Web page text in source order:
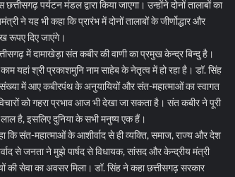
पर्यटन मंडल द्वारा किया जाएगा। उन्होंने दोनों तालाबों का
ने यह भी कहा कि प्रारंभ में दोनों तालाबों के जीर्णोद्धार और
रूपए दिए जाएंगे।
में दामाखेड़ा संत कबीर की वाणी का प्रमुख केन्द्र बिन्दु है।
श्री प्रकाशमुनि नाम साहेब के नेतृत्व में हो रहा है। डॉ. सिंह
में आए कबीरपंथ के अनुयायियों और संत-महात्माओं का स्वागत
को गहरा प्रभाव आज भी देखा जा सकता है। संत कबीर ने पूरी
है, इसलिए दुनिया के सभी मनुष्य एक हैं।
संत-महात्माओं के आशीर्वाद से ही व्यक्ति, समाज, राज्य और देश
से जनता ने मुझे पार्षद से विधायक, सांसद और केन्द्रीय मंत्री
की सेवा का अवसर मिला। डॉ. सिंह ने कहा छत्तीसगढ़ सरकार